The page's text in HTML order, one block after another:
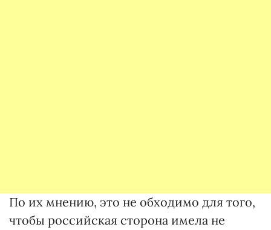
По их мнению, это не обходимо для того,
чтобы российская сторона имела не